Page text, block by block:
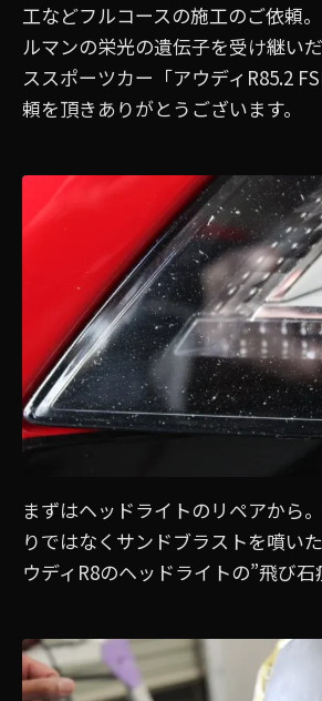
工などフルコースの施工のご依頼。
ルマンの栄光の遺伝子を受け継い
ススポーツカー「アウディR85.2
頼を頂きありがとうございます。
まずはヘッドライトのリペアから
りではなくサンドブラストを噴い
ウディR8のヘッドライトの”飛び石